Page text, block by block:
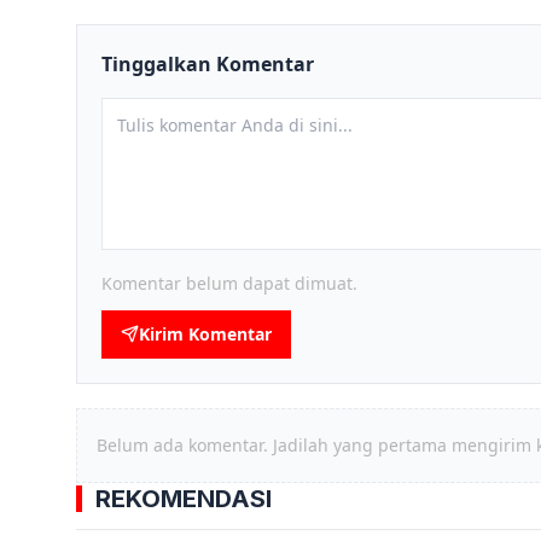
Tinggalkan Komentar
Komentar belum dapat dimuat.
Kirim Komentar
Belum ada komentar. Jadilah yang pertama mengirim
REKOMENDASI